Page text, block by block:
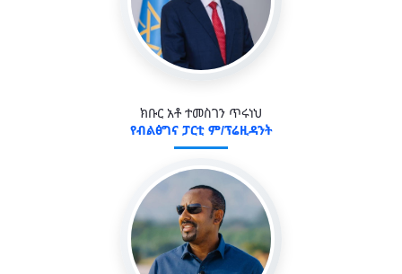
ክቡር አቶ ተመስገን ጥሩነህ
የብልፅግና ፓርቲ ም/ፕሬዚዳንት